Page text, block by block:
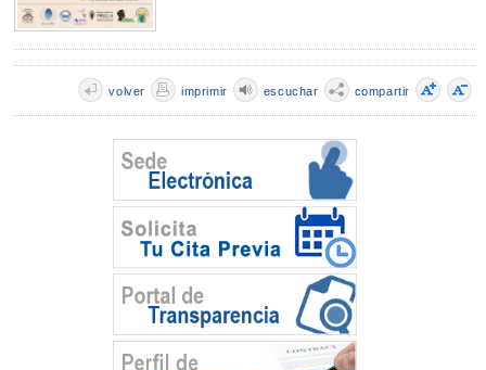
compartir
escuchar
imprimir
volver